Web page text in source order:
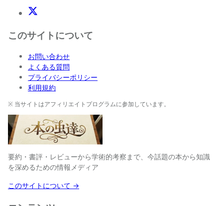
X(Twitter)
このサイトについて
お問い合わせ
よくある質問
プライバシーポリシー
利用規約
※ 当サイトはアフィリエイトプログラムに参加しています。
要約・書評・レビューから学術的考察まで、今話題の本から知識
を深めるための情報メディア
このサイトについて →